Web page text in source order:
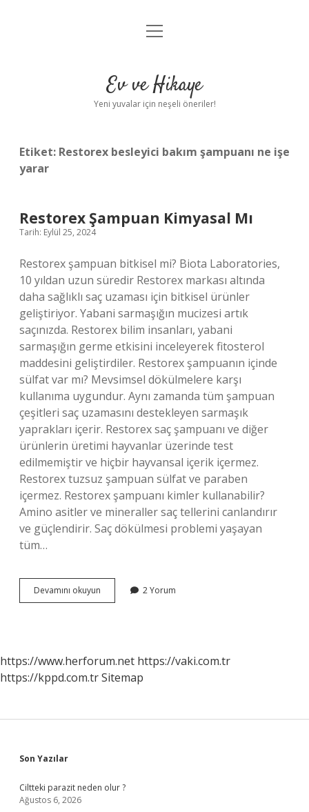
Anasayfa
Yasal Uyarı
menüyü
Ev ve Hikaye
Yeni yuvalar için neşeli öneriler!
Etiket: Restorex besleyici bakım şampuanı ne işe
yarar
Restorex Şampuan Kimyasal Mı
Tarih: Eylül 25, 2024
Restorex şampuan bitkisel mi? Biota Laboratories,
10 yıldan uzun süredir Restorex markası altında
daha sağlıklı saç uzaması için bitkisel ürünler
geliştiriyor. Yabani sarmaşığın mucizesi artık
saçınızda. Restorex bilim insanları, yabani
sarmaşığın germe etkisini inceleyerek fitosterol
maddesini geliştirdiler. Restorex şampuanın içinde
sülfat var mı? Mevsimsel dökülmelere karşı
kullanıma uygundur. Aynı zamanda tüm şampuan
çeşitleri saç uzamasını destekleyen sarmaşık
yaprakları içerir. Restorex saç şampuanı ve diğer
ürünlerin üretimi hayvanlar üzerinde test
edilmemiştir ve hiçbir hayvansal içerik içermez.
Restorex tuzsuz şampuan sülfat ve paraben
içermez. Restorex şampuanı kimler kullanabilir?
Amino asitler ve mineraller saç tellerini canlandırır
ve güçlendirir. Saç dökülmesi problemi yaşayan
tüm…
Devamını okuyun Restorex
Şampuan
2 Yorum
https://www.herforum.net https://vaki.com.tr
https://kppd.com.trSitemap
Sidebar
Son Yazılar
Ciltteki parazit neden olur ?
Ağustos 6, 2026